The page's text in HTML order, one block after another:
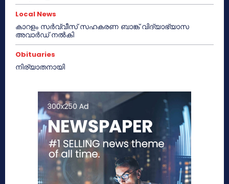
Local News
കാറളം സർവ്വീസ് സഹകരണ ബാങ്ക് വിദ്യാഭ്യാസ
അവാർഡ് നൽകി
Obituaries
നിര്യാതനായി